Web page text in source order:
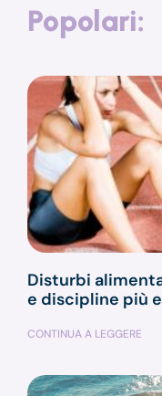
Popolari:
Disturbi
e discipline più
CONTINUA A LEGGERE